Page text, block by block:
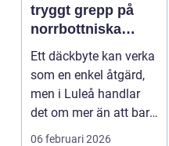
tryggt grepp på
norrbottniska
vägar
Ett däckbyte kan verka
som en enkel åtgärd,
men i Luleå handlar
det om mer än att bara
byta gummi mo...
06 februari 2026